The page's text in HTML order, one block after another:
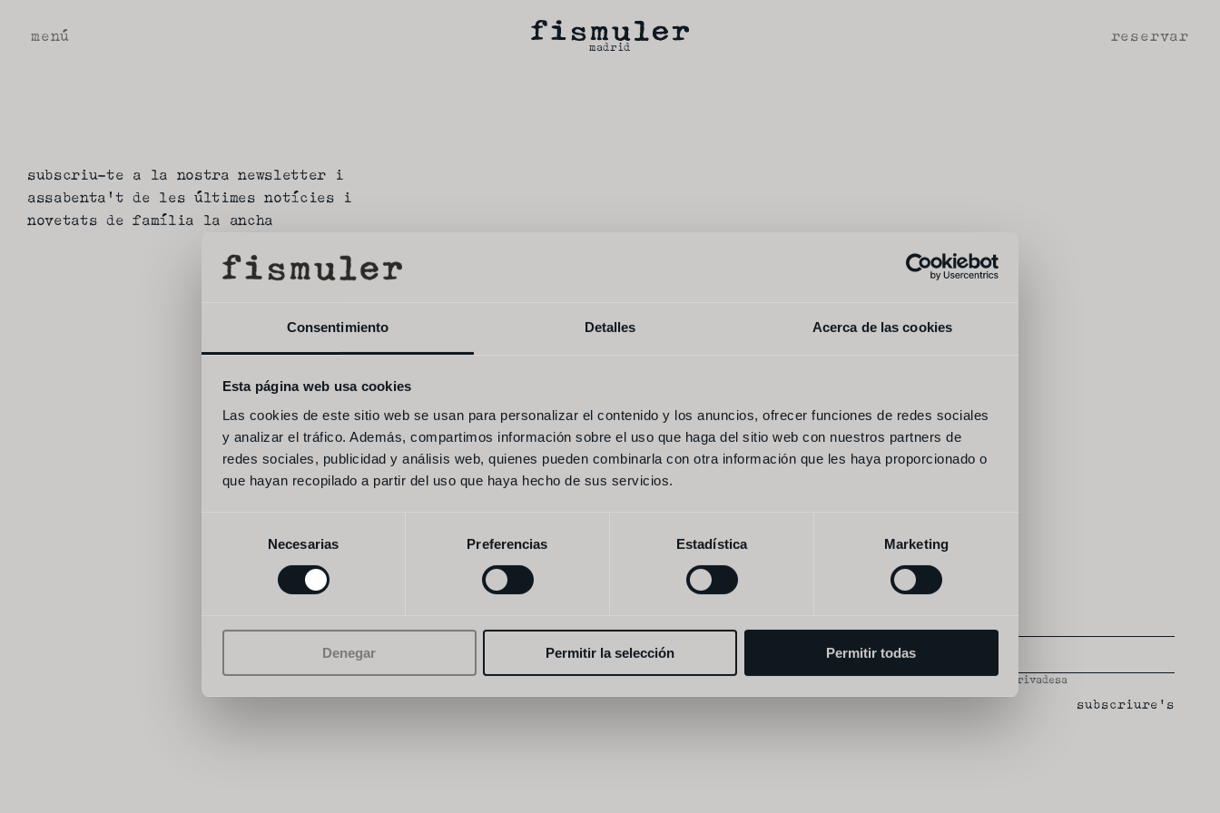
Consentimiento Detalles Acerca de las cookies
Esta página web usa cookies
Las cookies de este sitio web se usan para personalizar el contenido y los anuncios, ofrecer funciones de redes sociales
y analizar el tráfico. Además, compartimos información sobre el uso que haga del sitio web con nuestros partners de
redes sociales, publicidad y análisis web, quienes pueden combinarla con otra información que les haya proporcionado o
que hayan recopilado a partir del uso que haya hecho de sus servicios.
consentimiento
Necesarias Preferencias Estadística Marketing
Denegar Permitir la selección Permitir todas
menú
madrid
reservar
subscriu-te a la nostra newsletter i
assabenta't de les últimes notícies i
novetats de família la ancha
accepto els termes i condicions i la política de privadesa
subscriure's